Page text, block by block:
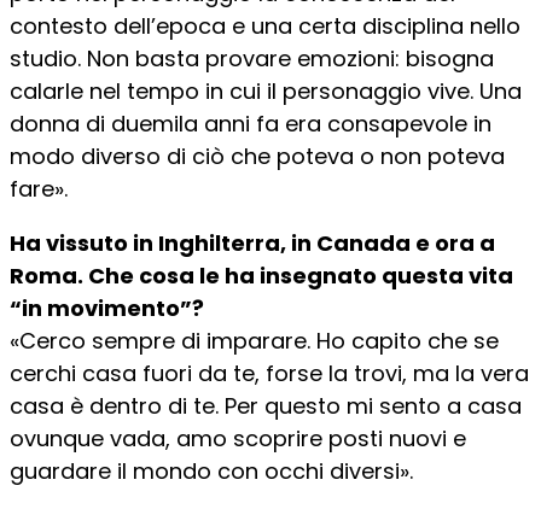
contesto dell’epoca e una certa disciplina nello
studio. Non basta provare emozioni: bisogna
calarle nel tempo in cui il personaggio vive. Una
donna di duemila anni fa era consapevole in
modo diverso di ciò che poteva o non poteva
fare».
Ha vissuto in Inghilterra, in Canada e ora a
Roma. Che cosa le ha insegnato questa vita
“in movimento”?
«Cerco sempre di imparare. Ho capito che se
cerchi casa fuori da te, forse la trovi, ma la vera
casa è dentro di te. Per questo mi sento a casa
ovunque vada, amo scoprire posti nuovi e
guardare il mondo con occhi diversi».